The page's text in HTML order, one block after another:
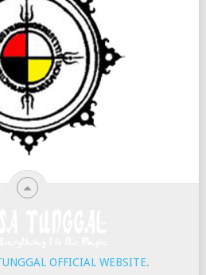
OFFICIAL WEBSITE.